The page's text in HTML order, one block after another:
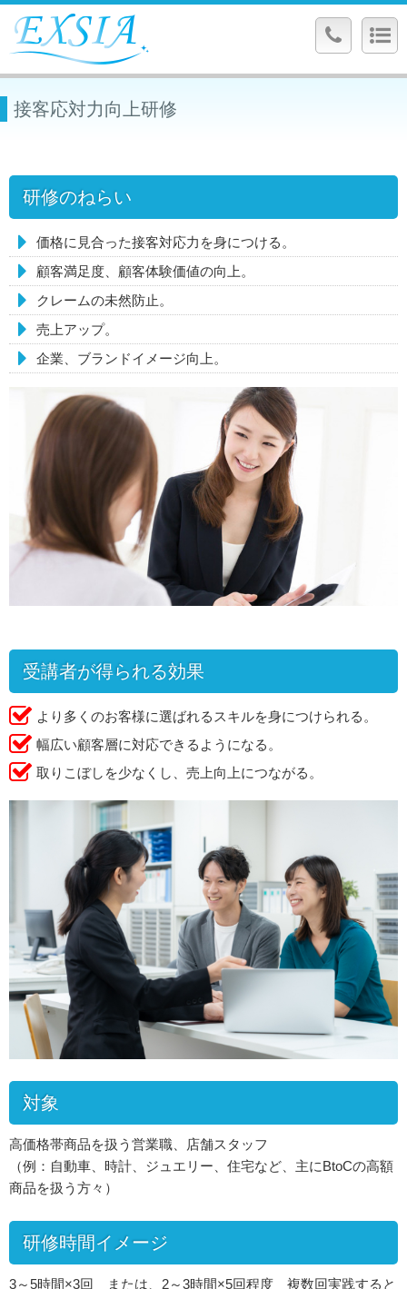
接客応対力向上研修
研修のねらい
価格に見合った接客対応力を身につける。
顧客満足度、顧客体験価値の向上。
クレームの未然防止。
売上アップ。
企業、ブランドイメージ向上。
受講者が得られる効果
より多くのお客様に選ばれるスキルを身につけられる。
幅広い顧客層に対応できるようになる。
取りこぼしを少なくし、売上向上につながる。
対象
高価格帯商品を扱う営業職、店舗スタッフ
（例：自動車、時計、ジュエリー、住宅など、主にBtoCの高額
商品を扱う方々）
研修時間イメージ
3～5時間×3回 または、2～3時間×5回程度 複数回実践すると